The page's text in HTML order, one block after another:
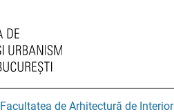
Facultatea de Arhitectură de Interior